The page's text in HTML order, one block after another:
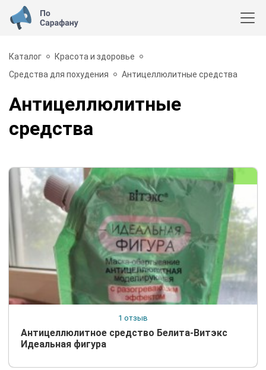
Каталог
Красота и здоровье
Средства для похудения
Антицеллюлитные средства
Антицеллюлитные
средства
1 отзыв
Антицеллюлитное средство Белита-Витэкс
Идеальная фигура